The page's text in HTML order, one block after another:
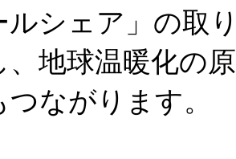
ルシェア」の取
、地球温暖化の
ながります。